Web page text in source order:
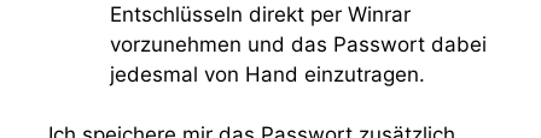
Entschlüsseln direkt per Winrar
vorzunehmen und das Passwort dabei
jedesmal von Hand einzutragen.